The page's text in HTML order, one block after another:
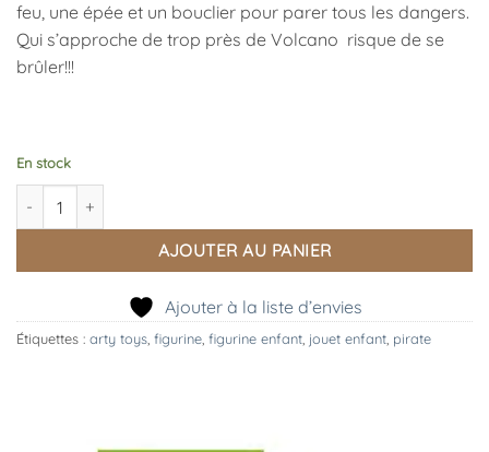
feu, une épée et un bouclier pour parer tous les dangers.
Qui s’approche de trop près de Volcano risque de se
brûler!!!
En stock
AJOUTER AU PANIER
Ajouter à la liste d’envies
Étiquettes : arty toys, figurine, figurine enfant, jouet enfant, pirate